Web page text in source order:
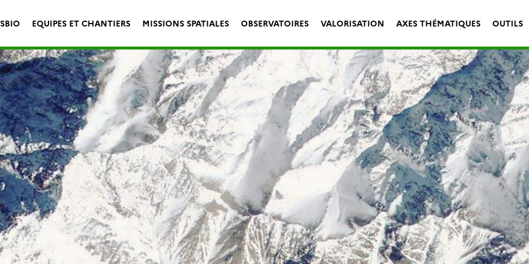
EQUIPES ET CHANTIERS MISSIONS SPATIALES OBSERVATOIRES VALORISATION AXES THÉMATIQUES OUTILS